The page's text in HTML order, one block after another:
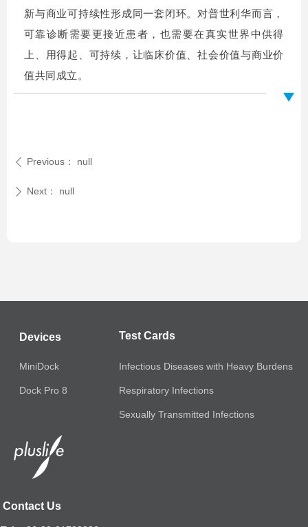
新与商业可持续性形成同一套闭环。对普世利华而言，
可靠诊断需要更接近患者，也需要在真实世界中供得
上、用得起、可持续，让临床价值、社会价值与商业价
值共同成立。
ꄴ Previous： null
ꄲ Next： null
Devices
MiniDock
Dock Pro 8
Test Cards
Infectious Diseases with Heavy Burdens
Respiratory Infections
Sexually Transmitted Infections
Contact Us